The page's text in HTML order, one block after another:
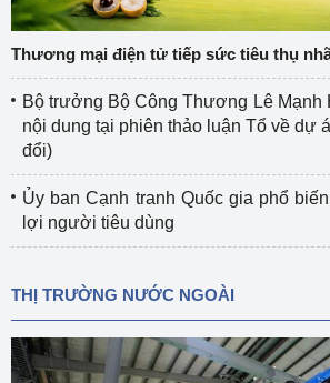
Thương mại điện tử tiếp sức tiêu thụ
Bộ trưởng Bộ Công Thương Lê Mạnh
nội dung tại phiên thảo luận Tổ về dự
đổi)
Ủy ban Cạnh tranh Quốc gia phổ
lợi người tiêu dùng
THỊ TRƯỜNG NƯỚC NGOÀI